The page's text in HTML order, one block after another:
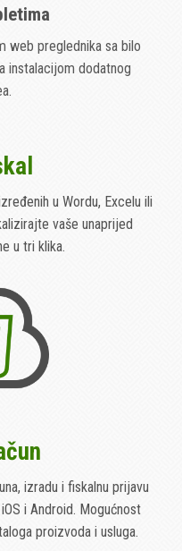
web preglednika sa bilo
instalacijom dodatnog
u Wordu, Excelu ili
vaše unaprijed
u tri klika.
izradu i fiskalnu prijavu
i Android. Mogućnost
proizvoda i usluga.